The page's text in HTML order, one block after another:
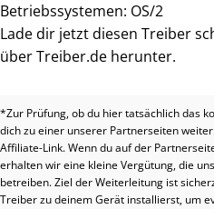
Betriebssystemen: OS/2
Lade dir jetzt diesen Treiber
über Treiber.de herunter.
*Zur Prüfung, ob du hier tatsächlich das
dich zu einer unserer Partnerseiten
Affiliate-Link. Wenn du auf der
erhalten wir eine kleine Vergütung, die
betreiben. Ziel der Weiterleitung ist
Treiber zu deinem Gerät installierst, um